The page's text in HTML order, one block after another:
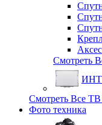
Смотреть Все
Фото техника